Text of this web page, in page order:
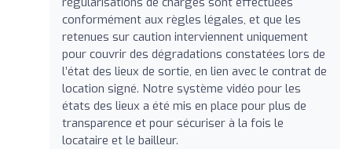
conformément aux règles légales, et que les
retenues sur caution interviennent uniquement
pour couvrir des dégradations constatées lors de
l’état des lieux de sortie, en lien avec le contrat de
location signé. Notre système vidéo pour les
états des lieux a été mis en place pour plus de
transparence et pour sécuriser à la fois le
locataire et le bailleur.